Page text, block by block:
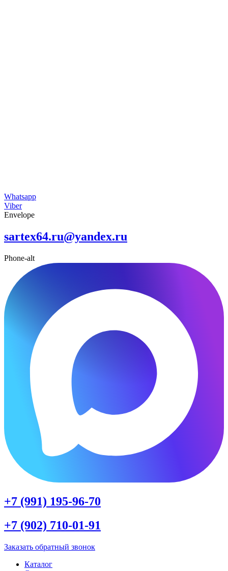
Whatsapp
Viber
Envelope
sartex64.ru@yandex.ru
Phone-alt
+7 (991) 195-96-70
+7 (902) 710-01-91
Заказать обратный звонок
Каталог